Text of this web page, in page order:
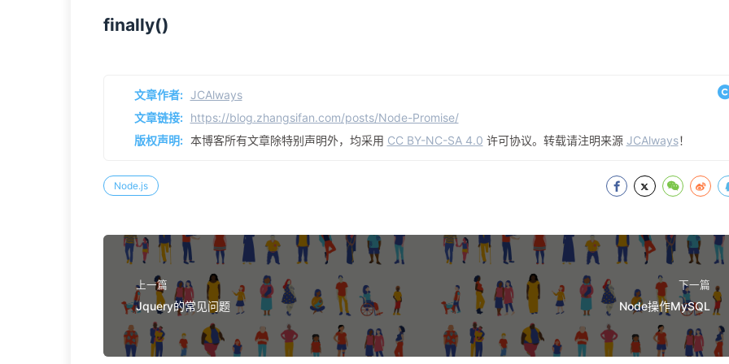
finally()
文章作者: JCAlways
文章链接: https://blog.zhangsifan.com/posts/Node-Promise/
版权声明: 本博客所有文章除特别声明外，均采用 CC BY-NC-SA 4.0 许可协议。转载请注明来源 JCAlways！
Node.js
上一篇
Jquery的常见问题
下一篇
Node操作MySQL